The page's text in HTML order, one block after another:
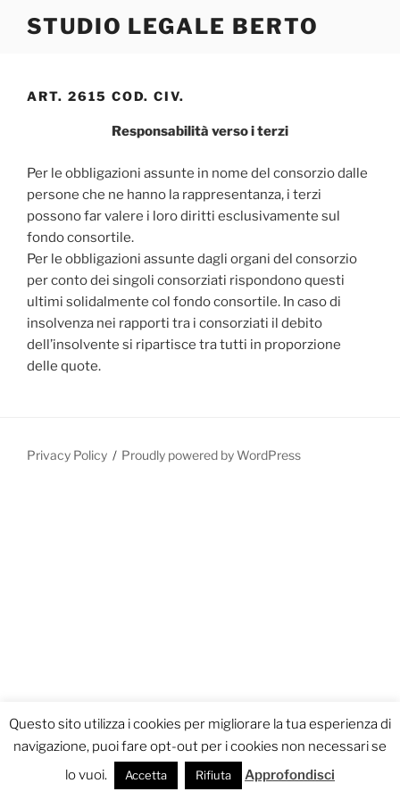
STUDIO LEGALE BERTO
ART. 2615 COD. CIV.
Responsabilità verso i terzi
Per le obbligazioni assunte in nome del consorzio dalle
persone che ne hanno la rappresentanza, i terzi
possono far valere i loro diritti esclusivamente sul
fondo consortile.
Per le obbligazioni assunte dagli organi del consorzio
per conto dei singoli consorziati rispondono questi
ultimi solidalmente col fondo consortile. In caso di
insolvenza nei rapporti tra i consorziati il debito
dell’insolvente si ripartisce tra tutti in proporzione
delle quote.
Privacy Policy Proudly powered by WordPress
Questo sito utilizza i cookies per migliorare la tua esperienza di
navigazione, puoi fare opt-out per i cookies non necessari se
lo vuoi.
Accetta Rifiuta Approfondisci